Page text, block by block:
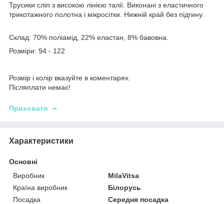
Трусики сліп з високою лінією талії. Виконані з еластичного
трикотажного полотна і мікросітки. Нижній край без підгину.
Склад: 70% поліамід, 22% еластан, 8% бавовна.
Розміри: 94 - 122
Розмір і колір вказуйте в коментарях.
Післяплати немає!
Приховати
Характеристики
Основні
Виробник
MilaVitsa
Країна виробник
Білорусь
Посадка
Середня посадка